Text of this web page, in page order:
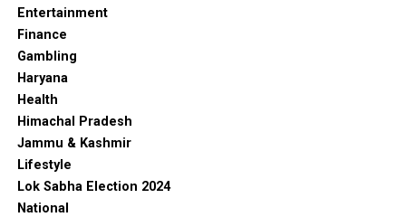
Entertainment
Finance
Gambling
Haryana
Health
Himachal Pradesh
Jammu & Kashmir
Lifestyle
Lok Sabha Election 2024
National